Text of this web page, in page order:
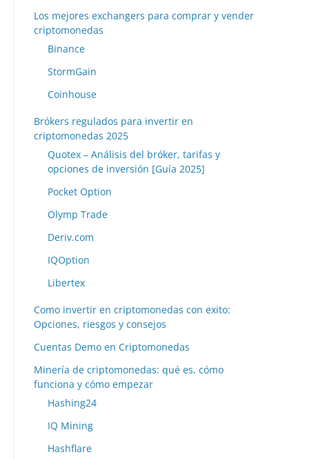
Los mejores exchangers para comprar y vender
criptomonedas
Binance
StormGain
Coinhouse
Brókers regulados para invertir en
criptomonedas 2025
Quotex – Análisis del bróker, tarifas y
opciones de inversión [Guía 2025]
Pocket Option
Olymp Trade
Deriv.com
IQOption
Libertex
Como invertir en criptomonedas con exito:
Opciones, riesgos y consejos
Cuentas Demo en Criptomonedas
Minería de criptomonedas: qué es, cómo
funciona y cómo empezar
Hashing24
IQ Mining
Hashflare